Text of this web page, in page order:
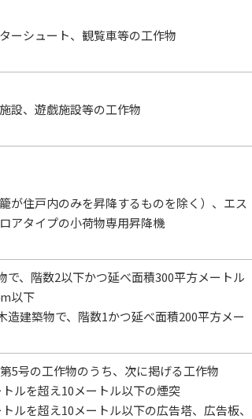
ーシュート、観覧車等の工作物
設、遊戯施設等の工作物
が住戸内のみを昇降するものを除く）、エス
アタイプの小荷物専用昇降機
で、階数2以下かつ延べ面積300平方メートル
以下
造建築物で、階数1かつ延べ面積200平方メー
5号の工作物のうち、次に掲げる工作物
ルを超え10メートル以下の煙突
ルを超え10メートル以下の広告塔、広告板、